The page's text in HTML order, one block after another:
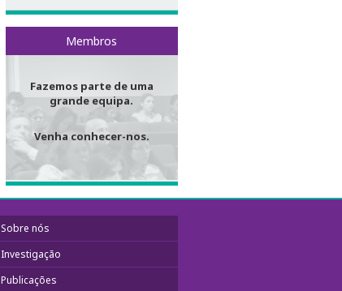
Membros
Fazemos parte de uma
grande equipa.
Venha conhecer-nos.
Sobre nós
Investigação
Publicações